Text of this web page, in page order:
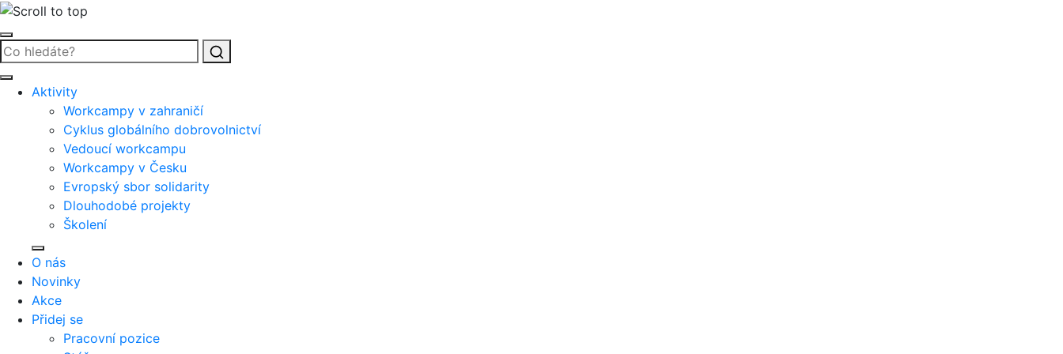
Vyhledat
Aktivity
Workcampy v zahraničí
Cyklus globálního dobrovolnictví
Vedoucí workcampu
Workcampy v Česku
Evropský sbor solidarity
Dlouhodobé projekty
Školení
O nás
Novinky
Akce
Přidej se
Pracovní pozice